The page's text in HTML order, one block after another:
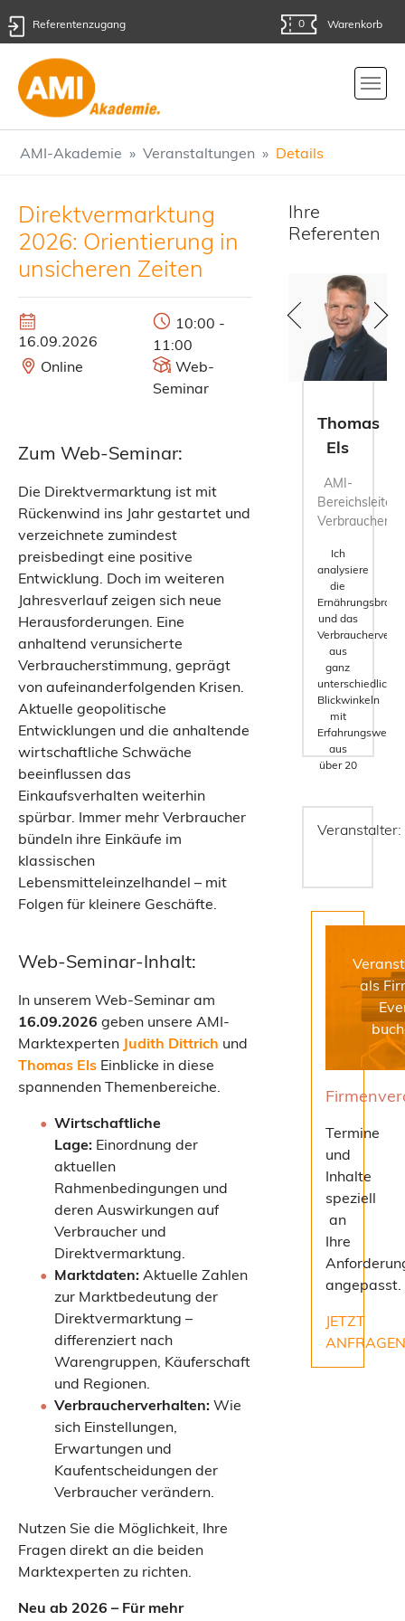
Skip to main content
0 Warenkorb
Referentenzugang
AMI-Akademie Veranstaltungen Details
Direktvermarktung
2026: Orientierung in
unsicheren Zeiten
16.09.2026
10:00 -
11:00
Online
Web-
Seminar
Zum Web-Seminar:
Die Direktvermarktung ist mit
Rückenwind ins Jahr gestartet und
verzeichnete zumindest
preisbedingt eine positive
Entwicklung. Doch im weiteren
Jahresverlauf zeigen sich neue
Herausforderungen. Eine
anhaltend verunsicherte
Verbraucherstimmung, geprägt
von aufeinanderfolgenden Krisen.
Aktuelle geopolitische
Entwicklungen und die anhaltende
wirtschaftliche Schwäche
beeinflussen das
Einkaufsverhalten weiterhin
spürbar. Immer mehr Verbraucher
bündeln ihre Einkäufe im
klassischen
Lebensmitteleinzelhandel – mit
Folgen für kleinere Geschäfte.
Web-Seminar-Inhalt:
In unserem Web-Seminar am
16.09.2026 geben unsere AMI-
Marktexperten Judith Dittrich und
Thomas Els Einblicke in diese
spannenden Themenbereiche.
Wirtschaftliche
Lage: Einordnung der
aktuellen
Rahmenbedingungen und
deren Auswirkungen auf
Verbraucher und
Direktvermarktung.
Marktdaten: Aktuelle Zahlen
zur Marktbedeutung der
Direktvermarktung –
differenziert nach
Warengruppen, Käuferschaft
und Regionen.
Verbraucherverhalten: Wie
sich Einstellungen,
Erwartungen und
Kaufentscheidungen der
Verbraucher verändern.
Nutzen Sie die Möglichkeit, Ihre
Fragen direkt an die beiden
Marktexperten zu richten.
Neu ab 2026 – Für mehr
Ihre
Referenten
Thomas
Els
AMI-
Bereichsleiter
Ich
analysiere
die
und das
aus
ganz
unterschiedlichen
Blickwinkeln
mit
aus
über 20
und mit
Veranstalter:
als
Termine
und
Inhalte
speziell
an
Ihre
angepasst.
JETZT
ANFRAGEN